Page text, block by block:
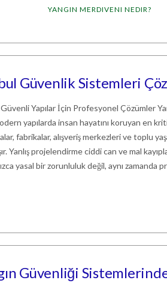
YANGIN MERDIVENI NEDIR?
Güvenlik Sistemleri
Yapılar İçin Profesyonel Çözümler
yapılarda insan hayatını koruyan en
fabrikalar, alışveriş merkezleri ve toplu
Yanlış projelendirme ciddi can ve mal
yasal bir zorunluluk değil, aynı zamanda
Güvenliği